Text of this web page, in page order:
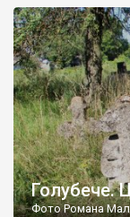
бруньками, кози
делікатес. На
різноманітних
Голубече.
Фото Романа